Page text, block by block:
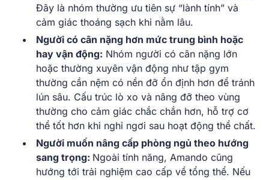
Đây là nhóm thường ưu tiên sự “lành tính” và
cảm giác thoáng sạch khi nằm lâu.
Người có cân nặng hơn mức trung bình hoặc
hay vận động: Nhóm người có cân nặng lớn
hoặc thường xuyên vận động như tập gym
thường cần nệm có nền đỡ ổn định hơn để tránh
lún sâu. Cấu trúc lò xo và nâng đỡ theo vùng
thường cho cảm giác chắc chắn hơn, hỗ trợ cơ
thể tốt hơn khi nghỉ ngơi sau hoạt động thể chất.
Người muốn nâng cấp phòng ngủ theo hướng
sang trọng: Ngoài tính năng, Amando cũng
hướng tới trải nghiệm cao cấp về tổng thể. Nếu